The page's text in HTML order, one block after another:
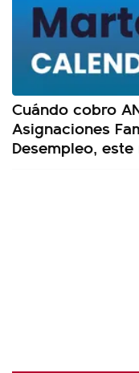
Cuándo cobro
Asignaciones
Desempleo,